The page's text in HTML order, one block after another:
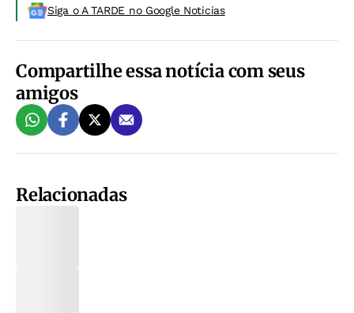
Siga o A TARDE no Google Noticias
Compartilhe essa notícia com seus
amigos
Relacionadas